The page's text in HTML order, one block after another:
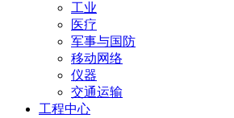
工业
医疗
军事与国防
移动网络
仪器
交通运输
工程中心